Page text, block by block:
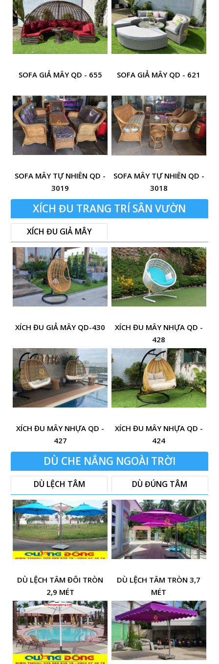
SOFA GIẢ MÂY QD - 655 SOFA GIẢ MÂY QD - 621
SOFA MÂY TỰ NHIÊN QD -
3019
SOFA MÂY TỰ NHIÊN QD -
3018
XÍCH ĐU TRANG TRÍ SÂN VƯỜN
XÍCH ĐU GIẢ MÂY
XÍCH ĐU GIẢ MÂY QD-430
XÍCH ĐU MÂY NHỰA QD -
428
XÍCH ĐU MÂY NHỰA QD -
427
XÍCH ĐU MÂY NHỰA QD -
424
DÙ CHE NẮNG NGOÀI TRỜI
DÙ LỆCH TÂM DÙ ĐÚNG TÂM
DÙ LỆCH TÂM ĐÔI TRÒN
2,9 MÉT
DÙ LỆCH TÂM TRÒN 3,7
MÉT